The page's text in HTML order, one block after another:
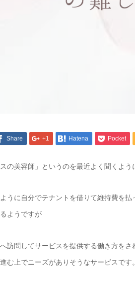
Share +1 Hatena Pocket
スの美容師」というのを最近よく聞くよう
うに自分でテナントを借りて維持費を
ようですが
訪問してサービスを提供する働き方を
む上でニーズがありそうなサービスです。